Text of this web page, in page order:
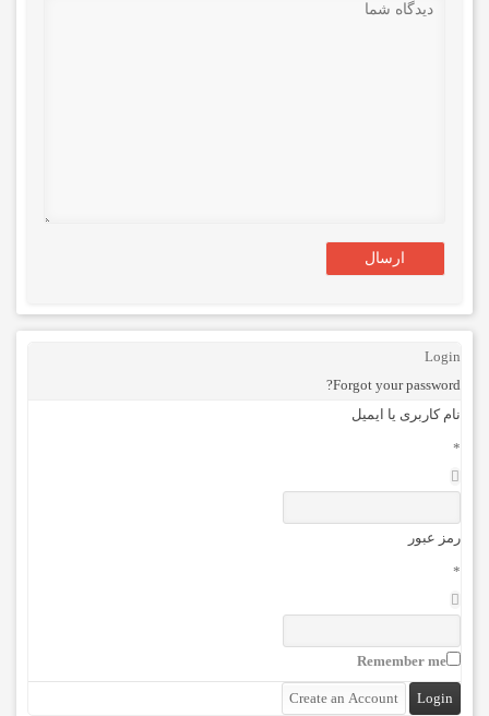
Login
Forgot your password?
نام کاربری یا ایمیل
*
رمز عبور
*
Remember me